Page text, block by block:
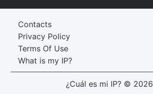
What is my IP?
Terms Of Use
Privacy Policy
Contacts
¿Cuál es mi IP?© 2026